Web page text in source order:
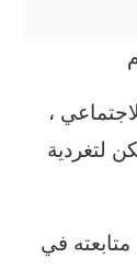
،
لتغردية
في